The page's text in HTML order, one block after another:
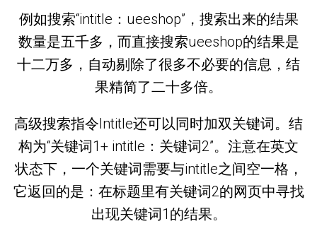
例如搜索“intitle：ueeshop”，搜索出来的结果
数量是五千多，而直接搜索ueeshop的结果是
十二万多，自动剔除了很多不必要的信息，结
果精简了二十多倍。
高级搜索指令Intitle还可以同时加双关键词。结
构为“关键词1+ intitle：关键词2”。注意在英文
状态下，一个关键词需要与intitle之间空一格，
它返回的是：在标题里有关键词2的网页中寻找
出现关键词1的结果。